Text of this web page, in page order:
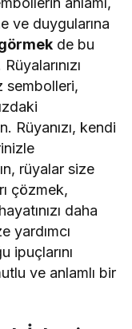
ve duygularına
de bu
sembolleri,
Rüyanızı, kendi
rüyalar size
çözmek,
daha
yardımcı
ipuçlarını
ve anlamlı bir